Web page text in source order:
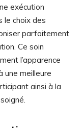
exécution
le choix des
parfaitement
Ce soin
l’apparence
une meilleure
ainsi à la